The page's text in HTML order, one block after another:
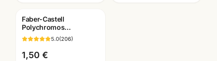
Faber-Castell
Polychromos
Künstlerfarbstifte ·
Einzelstift alle Farben ·
Mannheim
5.0(206)
1,50 €